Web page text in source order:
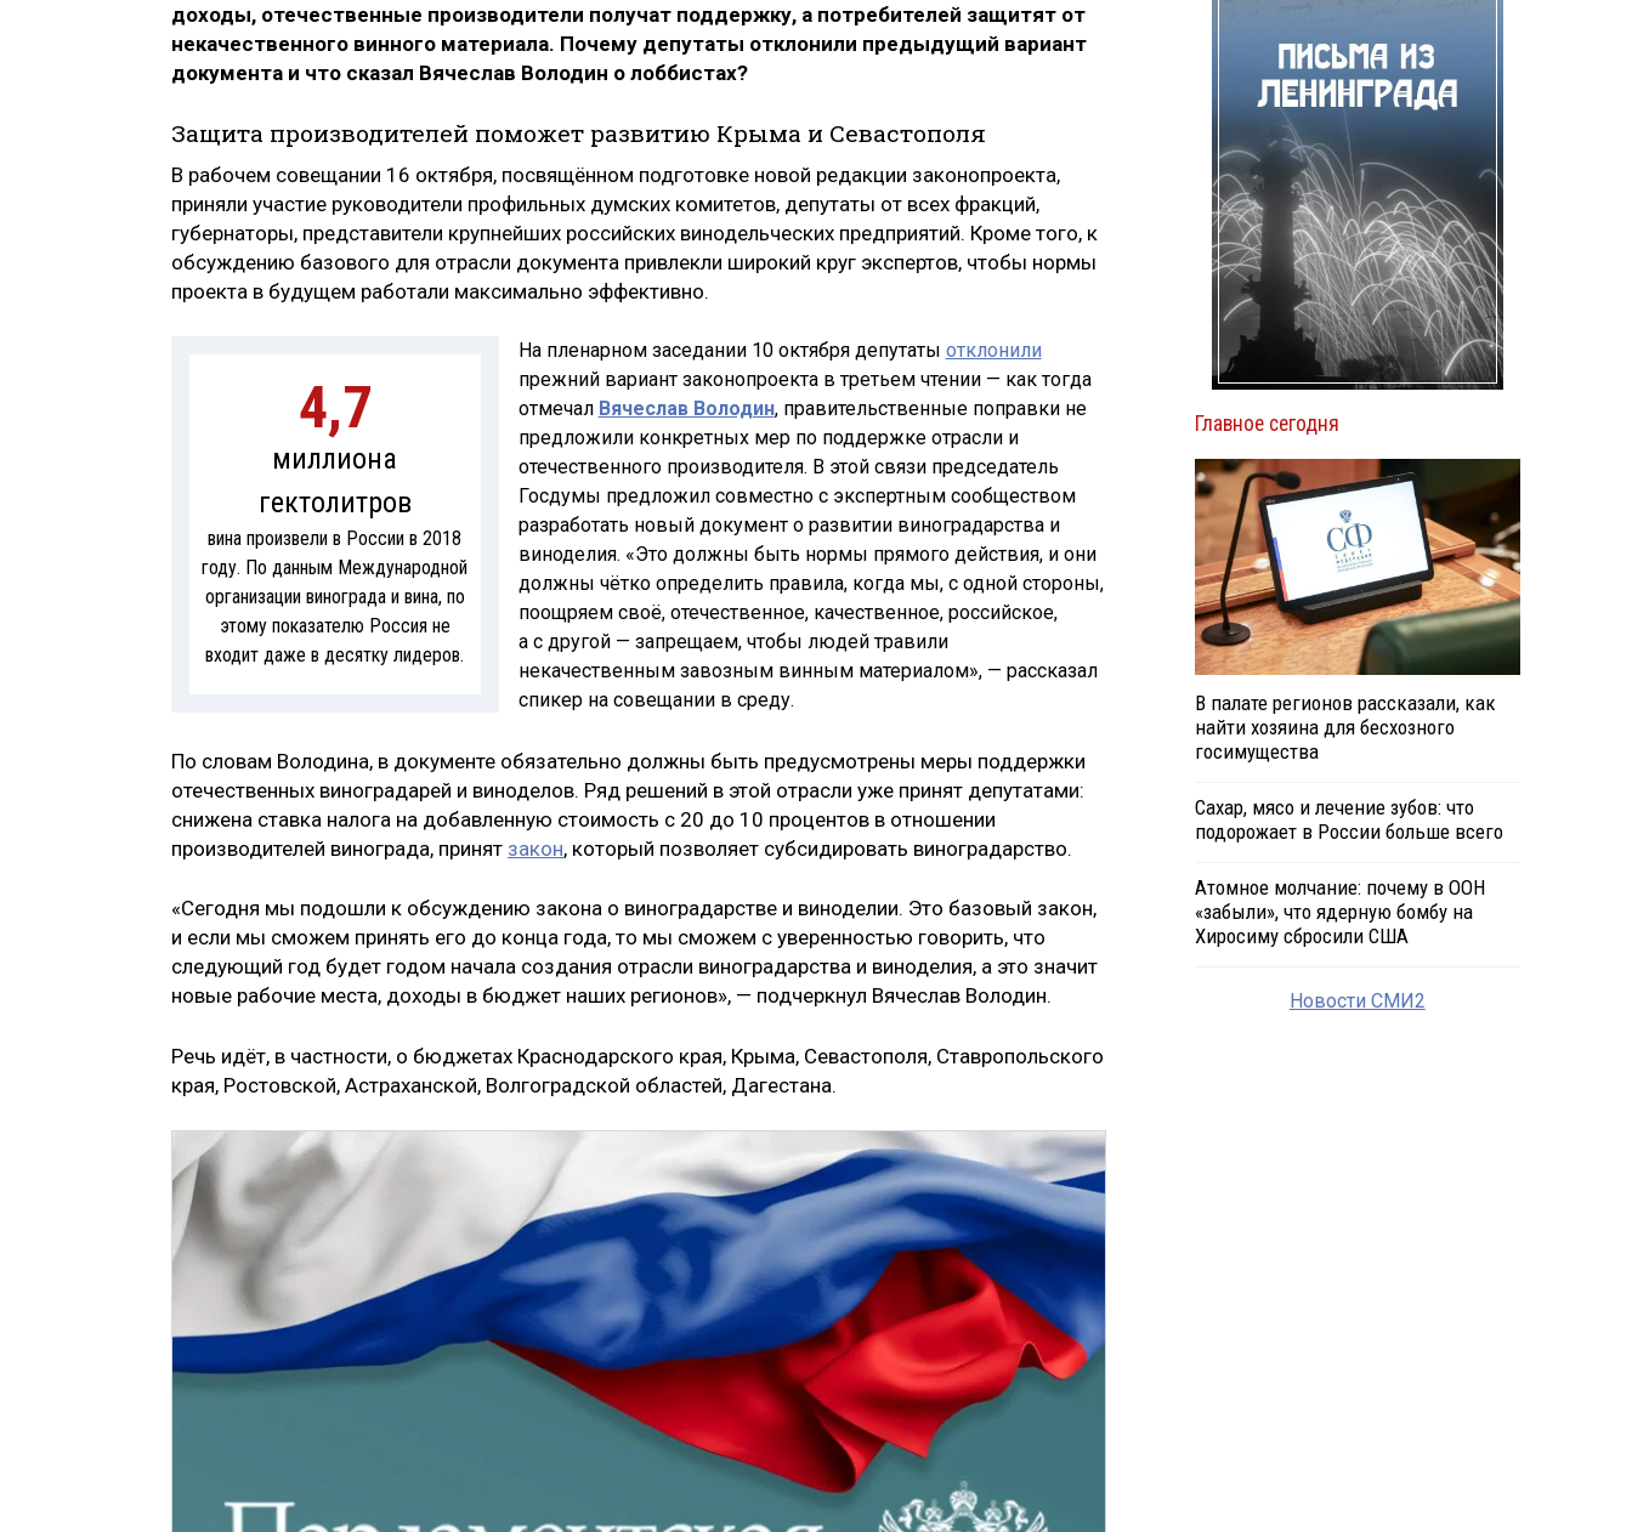
доходы, отечественные производители получат поддержку, а потребителей защитят от
некачественного винного материала. Почему депутаты отклонили предыдущий вариант
документа и что сказал Вячеслав Володин о лоббистах?
Защита производителей поможет развитию Крыма и Севастополя
В рабочем совещании 16 октября, посвящённом подготовке новой редакции законопроекта,
приняли участие руководители профильных думских комитетов, депутаты от всех фракций,
губернаторы, представители крупнейших российских винодельческих предприятий. Кроме того, к
обсуждению базового для отрасли документа привлекли широкий круг экспертов, чтобы нормы
проекта в будущем работали максимально эффективно.
4,7
миллиона
гектолитров
вина произвели в России в 2018
году. По данным Международной
организации винограда и вина, по
этому показателю Россия не
входит даже в десятку лидеров.
На пленарном заседании 10 октября депутаты отклонили
прежний вариант законопроекта в третьем чтении — как тогда
отмечал Вячеслав Володин, правительственные поправки не
предложили конкретных мер по поддержке отрасли и
отечественного производителя. В этой связи председатель
Госдумы предложил совместно с экспертным сообществом
разработать новый документ о развитии виноградарства и
виноделия. «Это должны быть нормы прямого действия, и они
должны чётко определить правила, когда мы, с одной стороны,
поощряем своё, отечественное, качественное, российское,
а с другой — запрещаем, чтобы людей травили
некачественным завозным винным материалом», — рассказал
спикер на совещании в среду.
По словам Володина, в документе обязательно должны быть предусмотрены меры поддержки
отечественных виноградарей и виноделов. Ряд решений в этой отрасли уже принят депутатами:
снижена ставка налога на добавленную стоимость с 20 до 10 процентов в отношении
производителей винограда, принят закон, который позволяет субсидировать виноградарство.
«Сегодня мы подошли к обсуждению закона о виноградарстве и виноделии. Это базовый закон,
и если мы сможем принять его до конца года, то мы сможем с уверенностью говорить, что
следующий год будет годом начала создания отрасли виноградарства и виноделия, а это значит
новые рабочие места, доходы в бюджет наших регионов», — подчеркнул Вячеслав Володин.
Речь идёт, в частности, о бюджетах Краснодарского края, Крыма, Севастополя, Ставропольского
края, Ростовской, Астраханской, Волгоградской областей, Дагестана.
Главное сегодня
В палате регионов рассказали, как
найти хозяина для бесхозного
госимущества
Сахар, мясо и лечение зубов: что
подорожает в России больше всего
Атомное молчание: почему в ООН
«забыли», что ядерную бомбу на
Хиросиму сбросили США
Новости СМИ2